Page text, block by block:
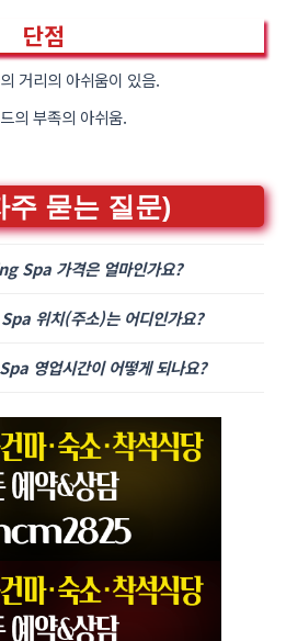
단점
거리의 아쉬움이 있음.
의 부족의 아쉬움.
주 묻는 질문)
Spa 가격은 얼마인가요?
140만동부터 코스별 테마별 가격상이
위치(주소)는 어디인가요?
thị An Phú An Khánh, Quận 2,
Minh 700000 베트남
영업시간이 어떻게 되나요?